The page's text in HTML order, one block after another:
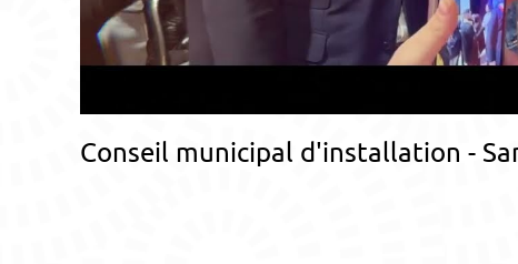
Conseil municipal d'installation -